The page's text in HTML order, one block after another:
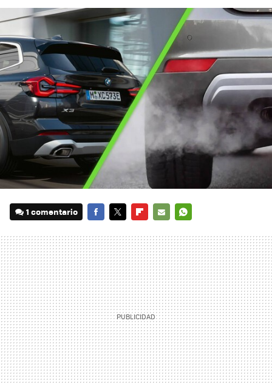
1 comentario
MAIL